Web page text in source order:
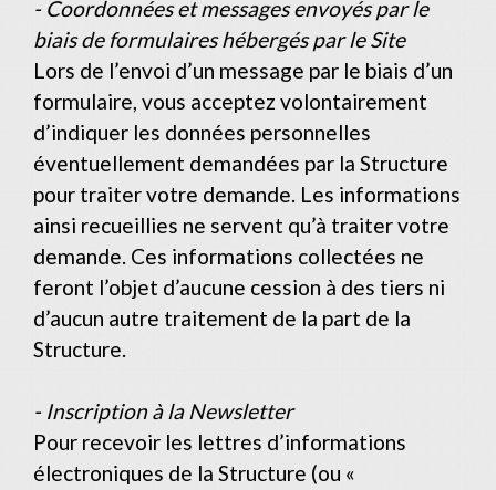
- Coordonnées et messages envoyés par le
biais de formulaires hébergés par le Site
Lors de l’envoi d’un message par le biais d’un
formulaire, vous acceptez volontairement
d’indiquer les données personnelles
éventuellement demandées par la Structure
pour traiter votre demande. Les informations
ainsi recueillies ne servent qu’à traiter votre
demande. Ces informations collectées ne
feront l’objet d’aucune cession à des tiers ni
d’aucun autre traitement de la part de la
Structure.
- Inscription à la Newsletter
Pour recevoir les lettres d’informations
électroniques de la Structure (ou «